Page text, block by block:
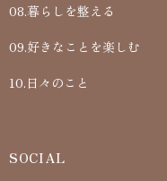
08.暮らしを整える
09.好きなことを楽しむ
10.日々のこと
SOCIAL